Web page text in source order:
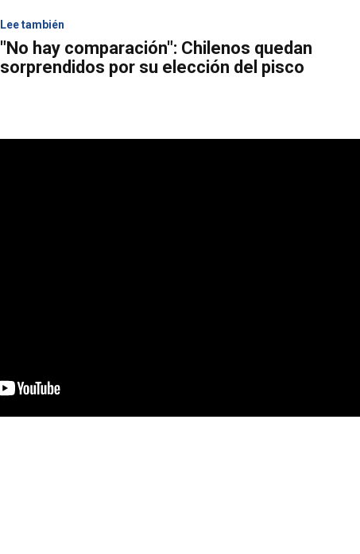
Lee también
"No hay comparación": Chilenos quedan
sorprendidos por su elección del pisco